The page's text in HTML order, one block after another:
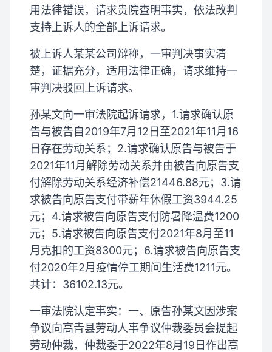
用法律错误，请求贵院查明事实，依法改判
支持上诉人的全部上诉请求。
被上诉人某某公司辩称，一审判决事实清
楚，证据充分，适用法律正确，请求维持一
审判决驳回上诉请求。
孙某文向一审法院起诉请求，1.请求确认原
告与被告自2019年7月12日至2021年11月16
日存在劳动关系；2.请求确认原告与被告于
2021年11月解除劳动关系并由被告向原告支
付解除劳动关系经济补偿21446.88元；3.请
求被告向原告支付带薪年休假工资3944.25
元；4.请求被告向原告支付防暑降温费1200
元；5.请求被告向原告支付2021年8月至11
月克扣的工资8300元；6.请求被告向原告支
付2020年2月疫情停工期间生活费1211元。
共计：36102.13元。
一审法院认定事实：一、原告孙某文因涉案
争议向高青县劳动人事争议仲裁委员会提起
劳动仲裁，仲裁委于2022年8月19日作出高